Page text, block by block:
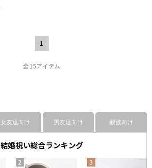
1
全15アイテム
女友達向け 男友達向け 親族向け
結婚祝い総合ランキング